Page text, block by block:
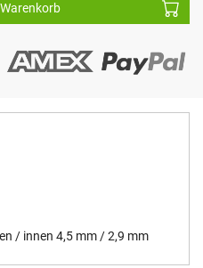
/ innen 4,5 mm / 2,9 mm